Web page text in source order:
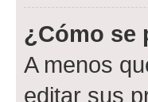
¿Cómo se
A menos
editar sus